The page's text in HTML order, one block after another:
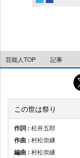
芸能人TOP 記事
この世は祭り
作詞 : 松井五郎
作曲 : 村松崇継
編曲 : 村松崇継